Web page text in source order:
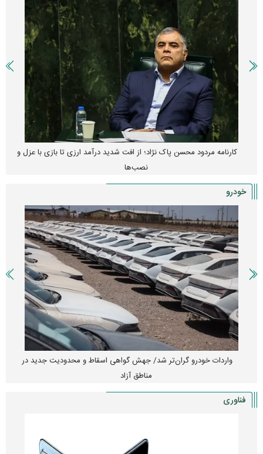
کارنامه مردود محسن پاک‌ نژاد؛ از افت شدید درآمد ارزی تا بازی با عزل و
نصب‌ها
خودرو
واردات خودرو گران‌تر شد/ جهش گواهی اسقاط و محدودیت جدید در
مناطق آزاد
فناوری